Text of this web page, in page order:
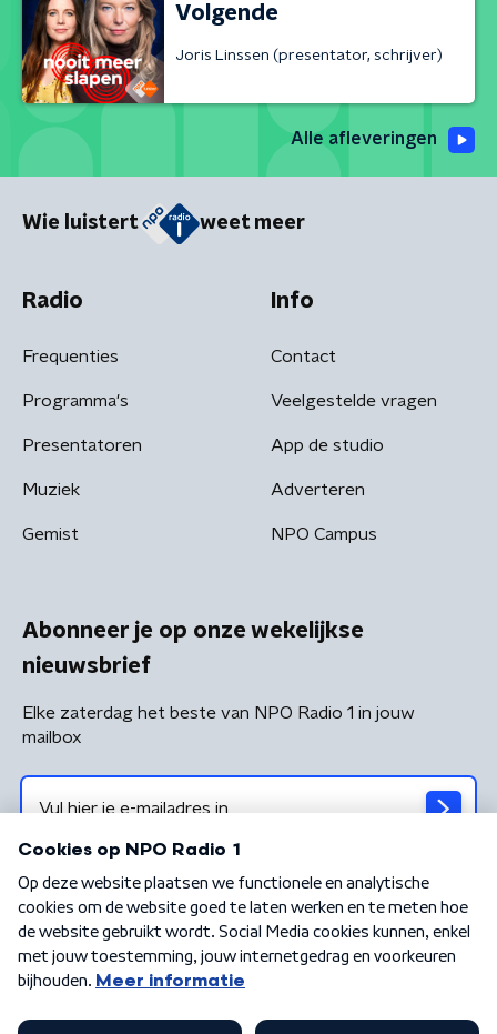
Volgende
Joris Linssen (presentator, schrijver)
Alle afleveringen
Wie luistert weet meer
Radio
Frequenties
Programma's
Presentatoren
Muziek
Gemist
Info
Contact
Veelgestelde vragen
App de studio
Adverteren
NPO Campus
Abonneer je op onze wekelijkse
nieuwsbrief
Elke zaterdag het beste van NPO Radio 1 in jouw
mailbox
Algemene voorwaarden